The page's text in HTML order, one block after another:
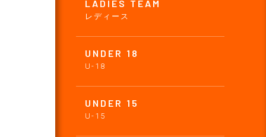
LADIES TEAM
レディース
UNDER 18
U-18
UNDER 15
U-15